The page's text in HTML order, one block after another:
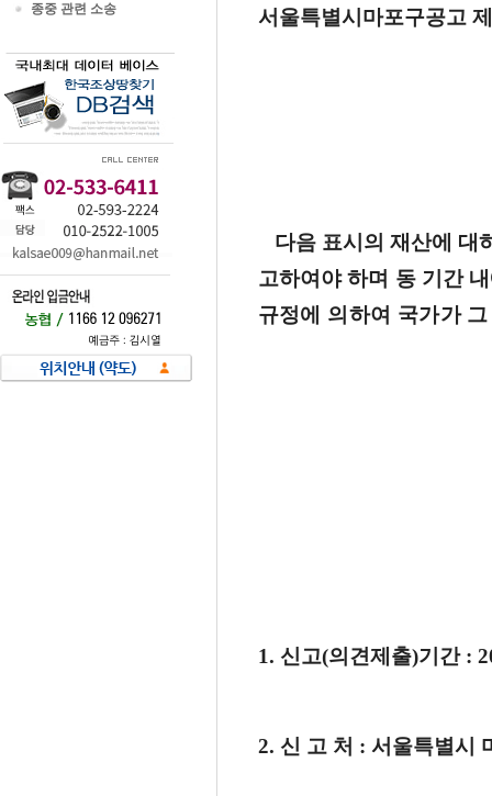
종중 관련 소송 서울특별시마포구공고
다음 표시의 재산에 대
고하여야 하며 동 기간
규정에 의하여 국가가
1. 신고(의견제출)기간 :
2. 신 고 처 : 서울특별시